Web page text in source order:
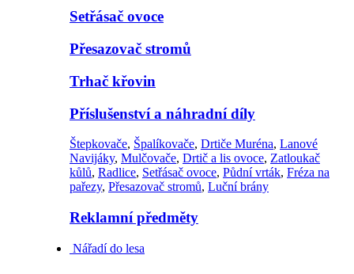
Setřásač ovoce
Přesazovač stromů
Trhač křovin
Příslušenství a náhradní díly
Štepkovače, Špalíkovače, Drtiče Muréna, Lanové
Navijáky, Mulčovače, Drtič a lis ovoce, Zatloukač
kůlů, Radlice, Setřásač ovoce, Půdní vrták, Fréza na
pařezy, Přesazovač stromů, Luční brány
Reklamní předměty
Nářadí do lesa